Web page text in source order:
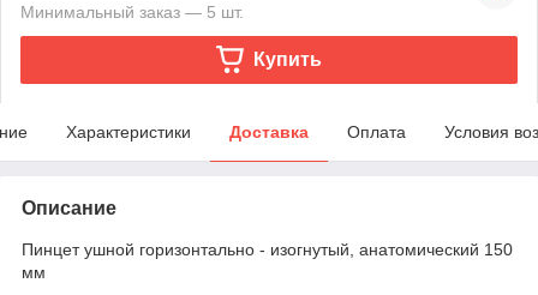
Минимальный заказ — 5 шт.
Купить
Характеристики Доставка Оплата Условия
Описание
Пинцет ушной горизонтально - изогнутый, анатомический 150
мм